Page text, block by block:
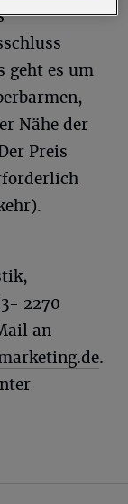
geht es um
Nähe der
Preis
2270
an
.